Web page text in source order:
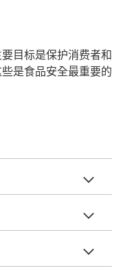
目标是保护消费者和
是食品安全最重要的